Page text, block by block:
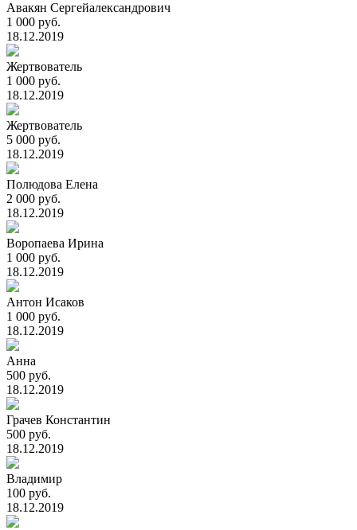
Авакян Сергейалександрович
1 000 руб.
18.12.2019
Жертвователь
1 000 руб.
18.12.2019
Жертвователь
5 000 руб.
18.12.2019
Полюдова Елена
2 000 руб.
18.12.2019
Воропаева Ирина
1 000 руб.
18.12.2019
Антон Исаков
1 000 руб.
18.12.2019
Анна
500 руб.
18.12.2019
Грачев Константин
500 руб.
18.12.2019
Владимир
100 руб.
18.12.2019